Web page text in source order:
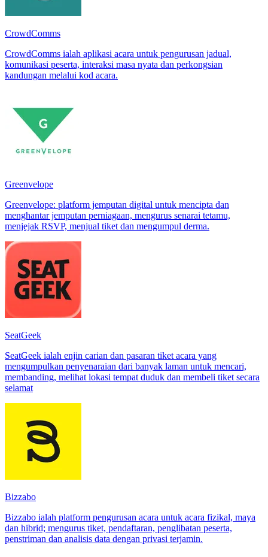
CrowdComms
CrowdComms ialah aplikasi acara untuk pengurusan jadual,
komunikasi peserta, interaksi masa nyata dan perkongsian
kandungan melalui kod acara.
Greenvelope
Greenvelope: platform jemputan digital untuk mencipta dan
menghantar jemputan perniagaan, mengurus senarai tetamu,
menjejak RSVP, menjual tiket dan mengumpul derma.
SeatGeek
SeatGeek ialah enjin carian dan pasaran tiket acara yang
mengumpulkan penyenaraian dari banyak laman untuk mencari,
membanding, melihat lokasi tempat duduk dan membeli tiket secara
selamat
Bizzabo
Bizzabo ialah platform pengurusan acara untuk acara fizikal, maya
dan hibrid; mengurus tiket, pendaftaran, penglibatan peserta,
penstriman dan analisis data dengan privasi terjamin.